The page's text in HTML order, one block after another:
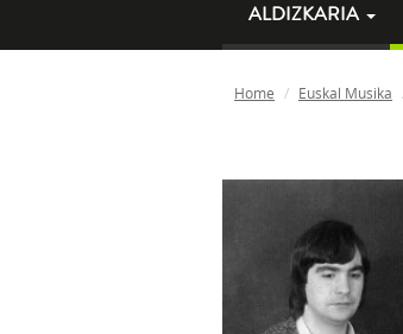
ALDIZKARIA
Home Euskal Musika